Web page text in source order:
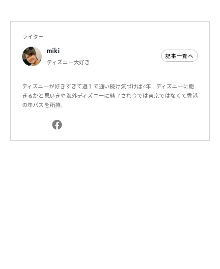
ライター
miki
ディズニー大好き
記事一覧へ
ディズニーが好きすぎて週１で通い続け気づけば4年...ディズニーに飽
きるかと思いきや海外ディズニーに魅了され今では東京ではなくて香港
の年パスを所持。